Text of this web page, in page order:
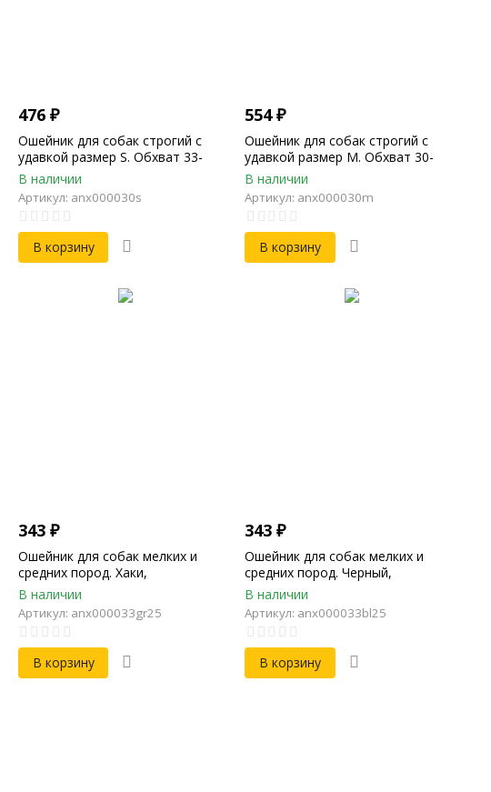
476 ₽
Ошейник для собак строгий с
удавкой размер S. Обхват 33-
47см, Ширина 20мм, Толщина
2мм
В наличии
Артикул: anx000030s
В корзину
554₽
Ошейник для собак строгий с
удавкой размер M. Обхват 30-
52см, Ширина 25мм, Толщина
3мм
В наличии
Артикул: anx000030m
В корзину
343 ₽
Ошейник для собак мелких и
средних пород. Хаки,
брезентовый, Обхват 15-50см,
Длина 58см, Ширина 25мм, 2.5см
В наличии
Артикул: anx000033gr25
В корзину
343₽
Ошейник для собак мелких и
средних пород. Черный,
брезентовый, Обхват 15-50см,
Длина 58см, Ширина 25мм, 2.5см
В наличии
Артикул: anx000033bl25
В корзину